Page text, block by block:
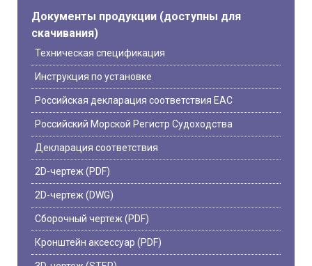
Документы продукции (доступны для
скачивания)
Техническая спецификация
Инструкция по установке
Российская декларация соответствия EAC
Российский Морской Регистр Судоходства
Декларация соответствия
2D-чертеж (PDF)
2D-чертеж (DWG)
Сборочный чертеж (PDF)
Кронштейн аксессуар (PDF)